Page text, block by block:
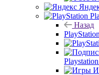
Назад
PlayStation